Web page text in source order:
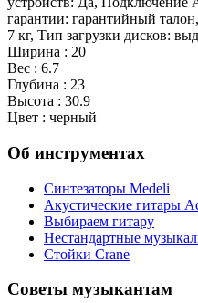
гарантии: гарантийный
7 кг, Тип загрузки дисков:
Ширина : 20
Вес : 6.7
Глубина : 23
Высота : 30.9
Цвет : черный
Об инструментах
Синтезаторы Мedeli
Акустические гитары
Выбираем гитару
Нестандартные
Стойки Crane
Советы музыкантам